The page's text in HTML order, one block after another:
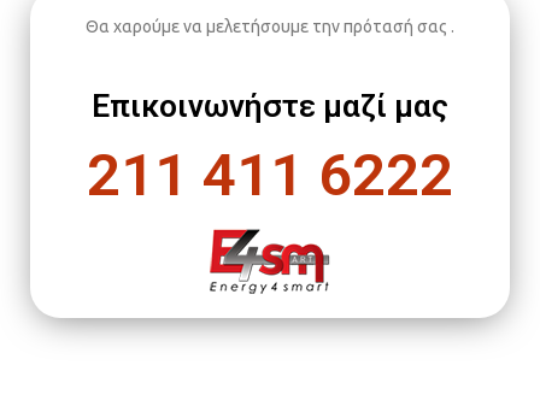
Θα χαρούμε να μελετήσουμε την πρότασή σας .
Επικοινωνήστε μαζί μας
211 411 6222